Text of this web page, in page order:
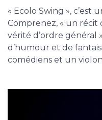
« Ecolo Swing », c’est
Comprenez, « un récit
vérité d’ordre général
d’humour et de
comédiens et un